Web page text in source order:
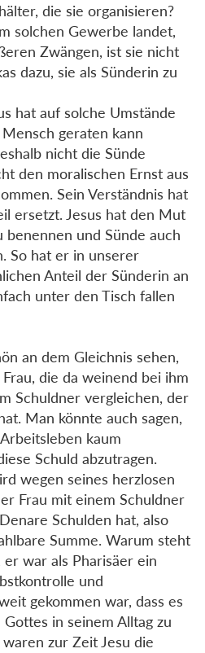
die sie organisieren?
solchen Gewerbe landet,
Zwängen, ist sie nicht
dazu, sie als Sünderin zu
hat auf solche Umstände
geraten kann
nicht die Sünde
den moralischen Ernst aus
Sein Verständnis hat
ersetzt. Jesus hat den Mut
benennen und Sünde auch
So hat er in unserer
Anteil der Sünderin an
unter den Tisch fallen
an dem Gleichnis sehen,
die da weinend bei ihm
Schuldner vergleichen, der
Man könnte auch sagen,
kaum
Schuld abzutragen.
wegen seines herzlosen
Frau mit einem Schuldner
Schulden hat, also
Summe. Warum steht
war als Pharisäer ein
und
gekommen war, dass es
in seinem Alltag zu
zur Zeit Jesu die